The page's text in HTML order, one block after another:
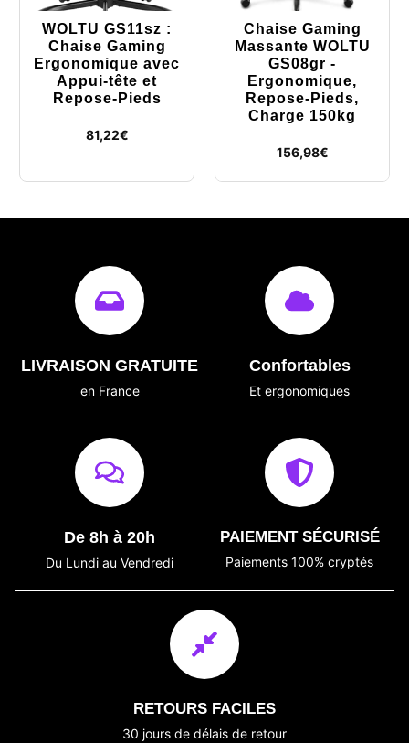
WOLTU GS11sz :
Chaise Gaming
Ergonomique avec
Appui-tête et
Repose-Pieds
81,22€
Chaise Gaming
Massante WOLTU
GS08gr -
Ergonomique,
Repose-Pieds,
Charge 150kg
156,98€
LIVRAISON GRATUITE
en France
Confortables
Et ergonomiques
De 8h à 20h
Du Lundi au Vendredi
PAIEMENT SÉCURISÉ
Paiements 100% cryptés
RETOURS FACILES
30 jours de délais de retour